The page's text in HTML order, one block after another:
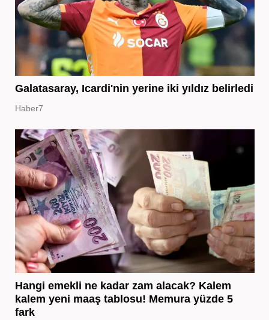
Galatasaray, Icardi'nin yerine iki yıldız belirledi
Haber7
Hangi emekli ne kadar zam alacak? Kalem
kalem yeni maaş tablosu! Memura yüzde 5
fark